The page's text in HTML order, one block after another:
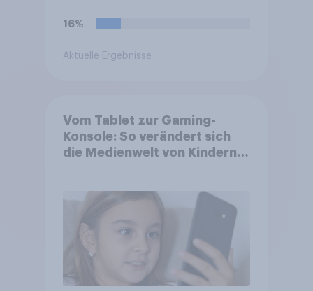
16%
Aktuelle Ergebnisse
Vom Tablet zur Gaming-
Konsole: So verändert sich
die Medienwelt von Kindern